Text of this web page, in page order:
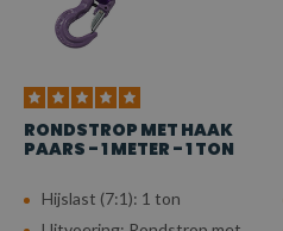
RONDSTROP MET HAAK
PAARS - 1 METER - 1 TON
Hijslast (7:1): 1 ton